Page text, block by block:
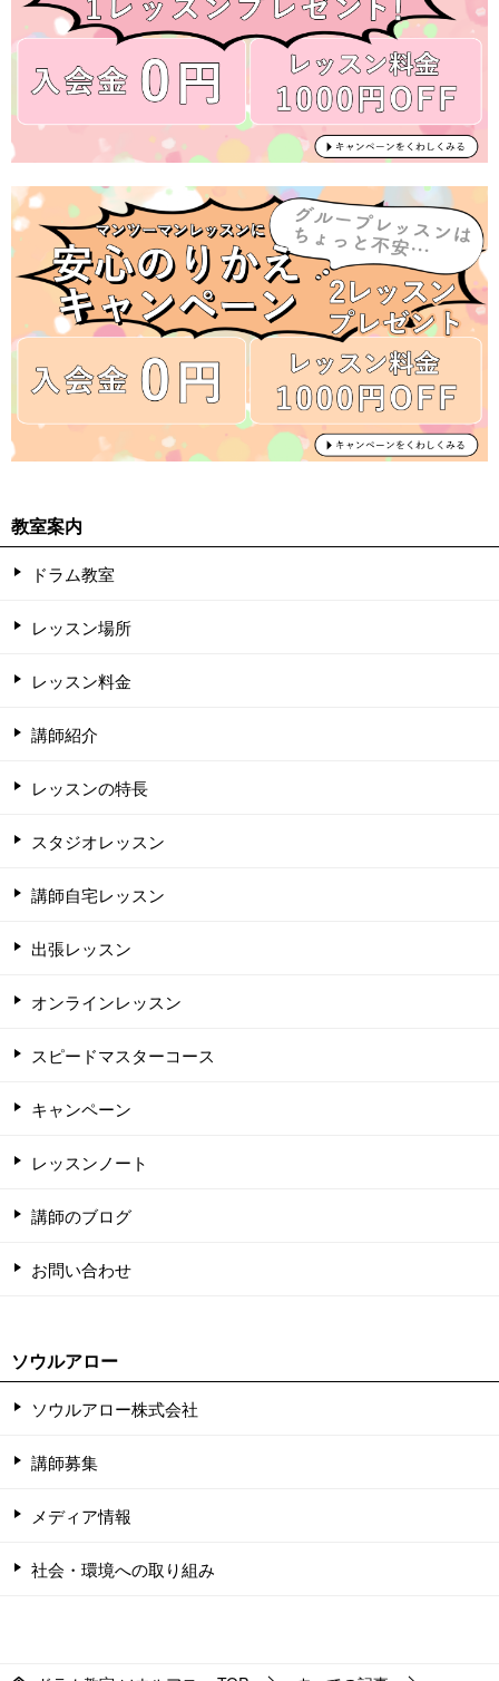
教室案内
ドラム教室
レッスン場所
レッスン料金
講師紹介
レッスンの特長
スタジオレッスン
講師自宅レッスン
出張レッスン
オンラインレッスン
スピードマスターコース
キャンペーン
レッスンノート
講師のブログ
お問い合わせ
ソウルアロー
ソウルアロー株式会社
講師募集
メディア情報
社会・環境への取り組み